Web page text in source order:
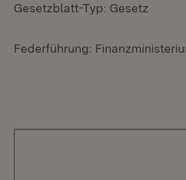
Gesetzblatt-Typ: Gesetz
Federführung: